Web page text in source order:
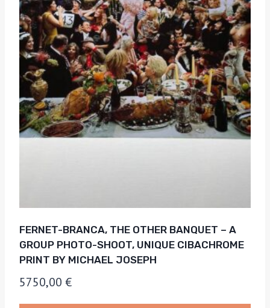
FERNET-BRANCA, THE OTHER BANQUET – A
GROUP PHOTO-SHOOT, UNIQUE CIBACHROME
PRINT BY MICHAEL JOSEPH
5750,00 €